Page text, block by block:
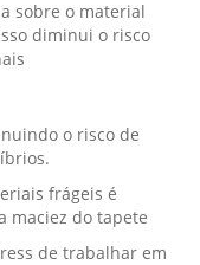
sobre o material
diminui o risco
o risco de
frágeis é
maciez do tapete
de trabalhar em